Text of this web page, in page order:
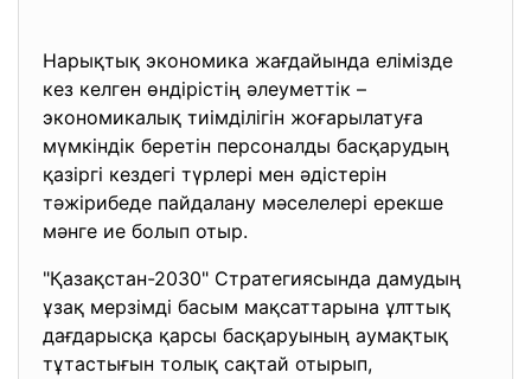
Нарықтық экономика жағдайында елімізде
кез келген өндірістің әлеуметтік –
экономикалық тиімділігін жоғарылатуға
мүмкіндік беретін персоналды басқарудың
қазіргі кездегі түрлері мен әдістерін
тәжірибеде пайдалану мәселелері ерекше
мәнге ие болып отыр.
"Қазақстан-2030" Стратегиясында дамудың
ұзақ мерзімді басым мақсаттарына ұлттық
дағдарысқа қарсы басқаруының аумақтық
тұтастығын толық сақтай отырып,